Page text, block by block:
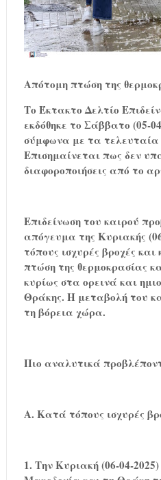
Απότομη πτώση της
Το Έκτακτο Δελτίο
εκδόθηκε το Σάββατο (05-
σύμφωνα με τα τελευταία
Επισημαίνεται πως δεν
διαφοροποιήσεις από το
Επιδείνωση του καιρού
απόγευμα της Κυριακής
τόπους ισχυρές βροχές
πτώση της θερμοκρασίας
κυρίως στα ορεινά και
Θράκης. Η μεταβολή του
τη βόρεια χώρα.
Πιο αναλυτικά
Α. Κατά τόπους ισχυρές
1. Την Κυριακή (06-04-